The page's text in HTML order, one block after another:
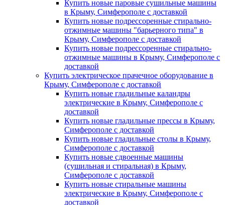
Купить новые паровые сушильные машины
в Крыму, Симферополе с доставкой
Купить новые подрессоренные стирально-
отжимные машины "барьерного типа" в
Крыму, Симферополе с доставкой
Купить новые подрессоренные стирально-
отжимные машины в Крыму, Симферополе с
доставкой
Купить электрическое прачечное оборудование в
Крыму, Симферополе с доставкой
Купить новые гладильные каландры
электрические в Крыму, Симферополе с
доставкой
Купить новые гладильные прессы в Крыму,
Симферополе с доставкой
Купить новые гладильные столы в Крыму,
Симферополе с доставкой
Купить новые сдвоенные машины
(сушильная и стиральная) в Крыму,
Симферополе с доставкой
Купить новые стиральные машины
электрические в Крыму, Симферополе с
доставкой